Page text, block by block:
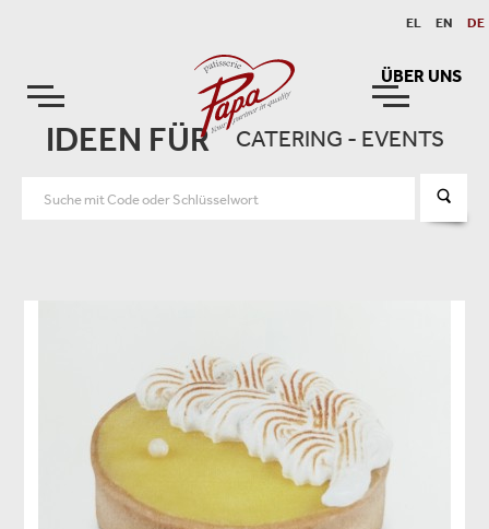
EL EN DE
ÜBER UNS
IDEEN FÜR CATERING - EVENTS